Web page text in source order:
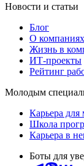
Новости и статьи
Блог
О
Жизнь в
ИТ-проекты
Рейтинг
Молодым
Карьера для
Школа
Карьера в
Боты для